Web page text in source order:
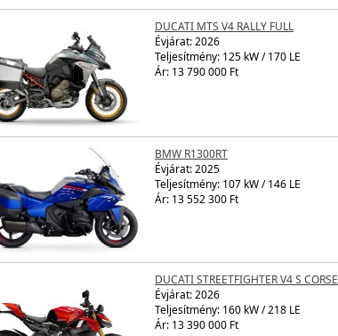
DUCATI MTS V4 RALLY FULL
Évjárat:2026
Teljesítmény: 125 kW / 170 LE
Ár: 13 790 000 Ft
BMW R1300RT
Évjárat:2025
Teljesítmény: 107 kW / 146 LE
Ár: 13 552 300 Ft
DUCATI STREETFIGHTER V4 S CORSE
Évjárat:2026
Teljesítmény: 160 kW / 218 LE
Ár: 13 390 000 Ft